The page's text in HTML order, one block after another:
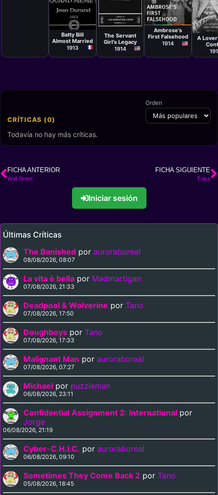
Cortometraje
Jean Durand
Batty Bill
Almost Married
1913
Cortometraje
Arthur
The Servant
Girl's Legacy
1914
Cortometraje
F. Richard
Jones
Ambrose's
First Falsehood
1914
A
CRÍTICAS (0)
Orden
Todavía no hay más críticas.
FICHA ANTERIOR
Wall Street
FICHA SIGUIENTE
Tulsa
Iniciar sesión
Últimas Críticas
The Banished por auroraboreal
08/08/2026, 08:07
La vita è bella por Madmartigan
07/08/2026, 21:33
Deadpool & Wolverine por Tano
07/08/2026, 17:50
Doughboys por Tano
07/08/2026, 17:33
Malignant Man por auroraboreal
07/08/2026, 07:27
Michael por puzzleman
06/08/2026, 23:11
Confidential Assignment 2: International por
Jorge
06/08/2026, 21:19
Cyber-C.H.I.C. por auroraboreal
06/08/2026, 09:10
Sometimes They Come Back 2 por Tano
05/08/2026, 18:45